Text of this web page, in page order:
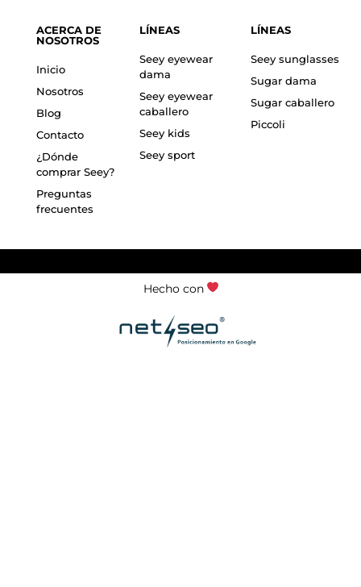
ACERCA DE
NOSOTROS
Inicio
Nosotros
Blog
Contacto
¿Dónde
comprar Seey?
Preguntas
frecuentes
LÍNEAS
Seey eyewear
dama
Seey eyewear
caballero
Seey kids
Seey sport
LÍNEAS
Seey sunglasses
Sugar dama
Sugar caballero
Piccoli
Hecho con